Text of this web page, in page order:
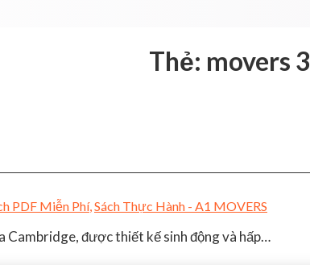
Thẻ: movers 3
PDF Miễn Phí,Sách Thực Hành - A1 MOVERS
Cambridge, được thiết kế sinh động và hấp…